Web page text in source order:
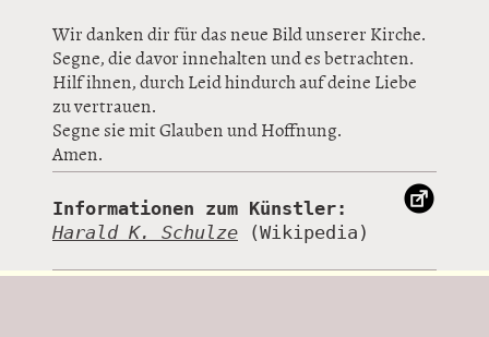
Wir danken dir für das neue Bild unserer Kirche.
Segne, die davor innehalten und es betrachten.
Hilf ihnen, durch Leid hindurch auf deine Liebe
zu vertrauen.
Segne sie mit Glauben und Hoffnung.
Amen.
Informationen zum Künstler:
Harald K. Schulze